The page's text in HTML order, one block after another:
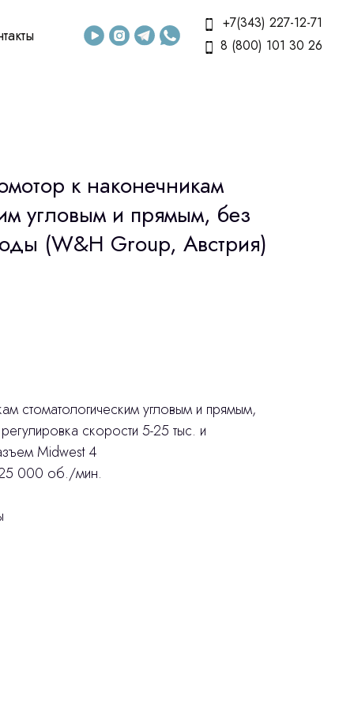
+7(343) 227-12-71
8 (800) 101 30 26
к наконечникам
угловым и прямым, без
(W&H Group, Австрия)
стоматологическим угловым и прямым,
скорости 5-25 тыс. и
Midwest 4
000 об./мин.